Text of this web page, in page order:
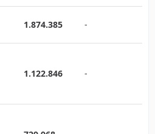
1.874.385 -
1.122.846 -